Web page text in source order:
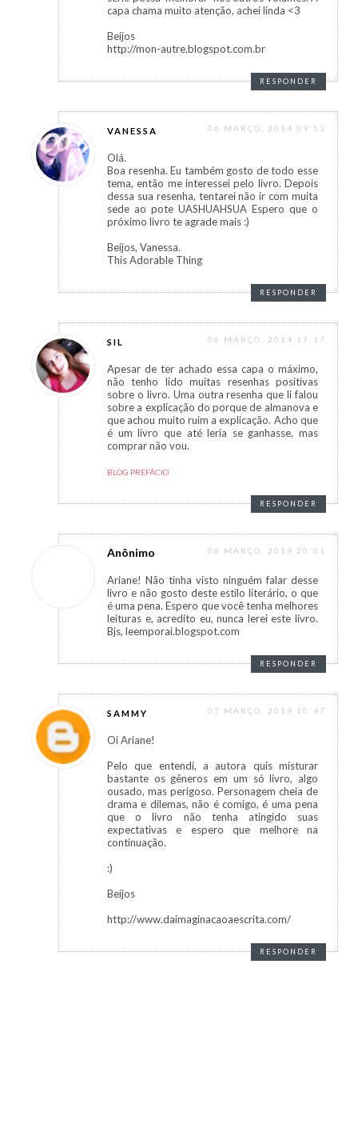
capa chama muito atenção, achei linda <3
Beijos
http://mon-autre.blogspot.com.br
RESPONDER
VANESSA 06 MARÇO, 2014 09:53
Olá.
Boa resenha. Eu também gosto de todo esse
tema, então me interessei pelo livro. Depois
dessa sua resenha, tentarei não ir com muita
sede ao pote UASHUAHSUA Espero que o
próximo livro te agrade mais :)
Beijos, Vanessa.
This Adorable Thing
RESPONDER
SIL 06 MARÇO, 2014 17:17
Apesar de ter achado essa capa o máximo,
não tenho lido muitas resenhas positivas
sobre o livro. Uma outra resenha que li falou
sobre a explicação do porque de almanova e
que achou muito ruim a explicação. Acho que
é um livro que até leria se ganhasse, mas
comprar não vou.
BLOG PREFÁCIO
RESPONDER
Anônimo 06 MARÇO, 2014 20:01
Ariane! Não tinha visto ninguém falar desse
livro e não gosto deste estilo literário, o que
é uma pena. Espero que você tenha melhores
leituras e, acredito eu, nunca lerei este livro.
Bjs, leemporai.blogspot.com
RESPONDER
SAMMY 07 MARÇO, 2014 10:47
Oi Ariane!
Pelo que entendi, a autora quis misturar
bastante os gêneros em um só livro, algo
ousado, mas perigoso. Personagem cheia de
drama e dilemas, não é comigo, é uma pena
que o livro não tenha atingido suas
expectativas e espero que melhore na
continuação.
:)
Beijos
http://www.daimaginacaoaescrita.com/
RESPONDER